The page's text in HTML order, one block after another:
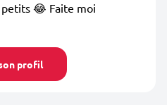
petits 😂 Faite moi
profil